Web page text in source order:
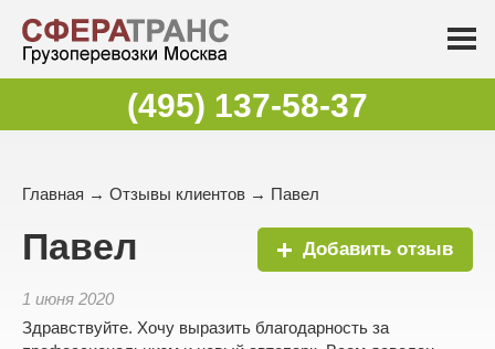
(495) 137-58-37
Главная → Отзывы клиентов → Павел
Павел Добавить отзыв
1 июня 2020
Здравствуйте. Хочу выразить благодарность за